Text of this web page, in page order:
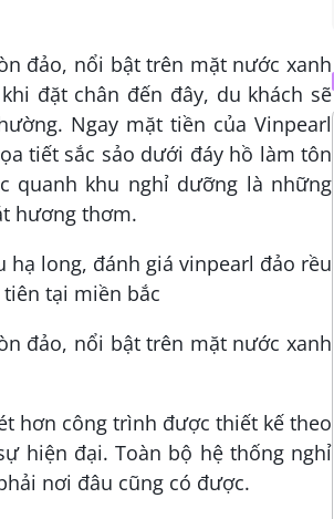
đảo, nổi bật trên mặt nước xanh
đặt chân đến đây, du khách sẽ
Ngay mặt tiền của Vinpearl
tiết sắc sảo dưới đáy hồ làm tôn
quanh khu nghỉ dưỡng là những
hương thơm.
đảo, nổi bật trên mặt nước xanh
hơn công trình được thiết kế theo
hiện đại. Toàn bộ hệ thống nghỉ
nơi đâu cũng có được.